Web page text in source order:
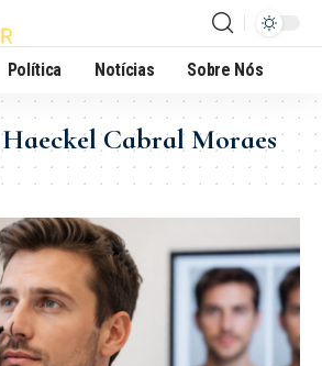
Política Notícias Sobre Nós
Cabral Moraes